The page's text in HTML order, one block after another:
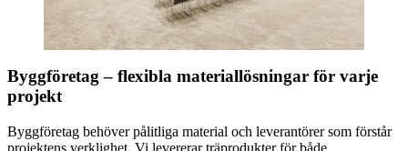
Byggföretag – flexibla materiallösningar för varje
projekt
Byggföretag behöver pålitliga material och leverantörer som förstår
projektens verklighet. Vi levererar träprodukter för både